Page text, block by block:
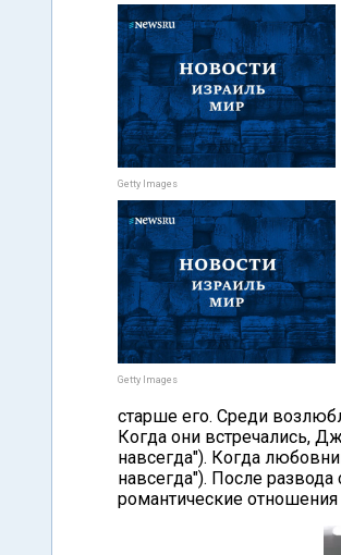
Getty Images
Getty Images
старше его. Среди
Когда они встречались,
навсегда"). Когда
навсегда"). После
романтические